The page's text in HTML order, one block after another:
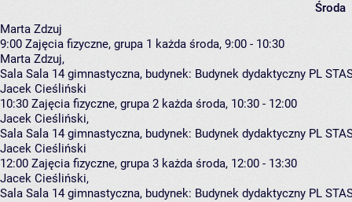
Środa
Marta Zdzuj
9:00 Zajęcia fizyczne, grupa 1 każda środa, 9:00 - 10:30
Marta Zdzuj,
Sala Sala 14 gimnastyczna, budynek: Budynek dydaktyczny PL
Jacek Cieśliński
10:30 Zajęcia fizyczne, grupa 2 każda środa, 10:30 - 12:00
Jacek Cieśliński,
Sala Sala 14 gimnastyczna, budynek: Budynek dydaktyczny PL
Jacek Cieśliński
12:00 Zajęcia fizyczne, grupa 3 każda środa, 12:00 - 13:30
Jacek Cieśliński,
Sala Sala 14 gimnastyczna, budynek: Budynek dydaktyczny PL